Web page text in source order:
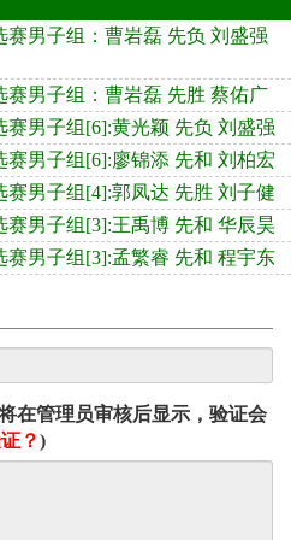
赛男子组：曹岩磊 先负 刘盛强
赛男子组：曹岩磊 先胜 蔡佑广
赛男子组[6]:黄光颖 先负 刘盛强
赛男子组[6]:廖锦添 先和 刘柏宏
赛男子组[4]:郭凤达 先胜 刘子健
赛男子组[3]:王禹博 先和 华辰昊
赛男子组[3]:孟繁睿 先和 程宇东
在管理员审核后显示，验证会
？)